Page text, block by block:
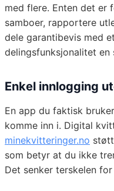
med flere. Enten det er
samboer, rapportere
dele garantibevis med
delingsfunksjonalitet
Enkel innlogging
En app du faktisk
komme inn i. Digital
minekvitteringer.no
som betyr at du ikke
Det senker terskelen